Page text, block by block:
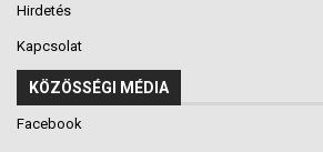
Hirdetés
Kapcsolat
KÖZÖSSÉGI MÉDIA
Facebook